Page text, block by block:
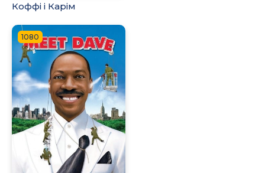
Коффі і Карім
1080